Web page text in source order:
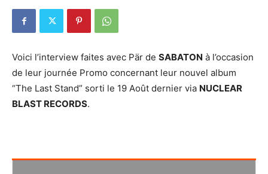
Voici l’interview faites avec Pär de SABATON à l’occasion
de leur journée Promo concernant leur nouvel album
“The Last Stand” sorti le 19 Août dernier via NUCLEAR
BLAST RECORDS.